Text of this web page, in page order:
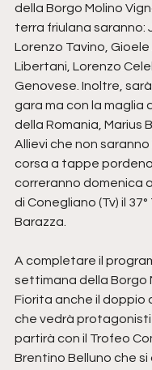
della Borgo Molino
terra friulana saranno:
Lorenzo Tavino,
Libertani, Lorenzo
Genovese. Inoltre,
gara ma con la maglia
della Romania, Marius
Allievi che non saranno
corsa a tappe
correranno domenica
di Conegliano (Tv) il 37°
Barazza.
A completare il
settimana della Borgo
Fiorita anche il
che vedrà protagonisti
partirà con il Trofeo
Brentino Belluno che